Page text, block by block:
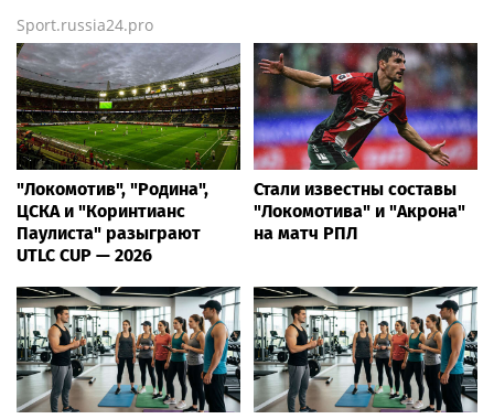
Sport.russia24.pro
"Локомотив", "Родина",
ЦСКА и "Коринтианс
Паулиста" разыграют
UTLC CUP — 2026
Стали известны составы
"Локомотива" и "Акрона"
на матч РПЛ